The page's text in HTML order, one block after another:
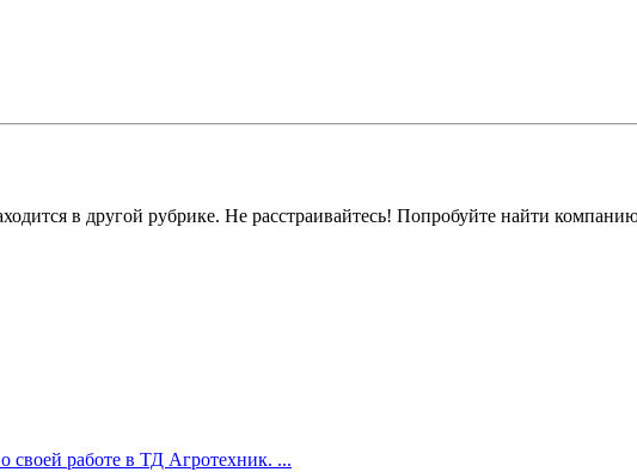
в другой рубрике. Не расстраивайтесь! Попробуйте найти
своей работе в ТД Агротехник. ...